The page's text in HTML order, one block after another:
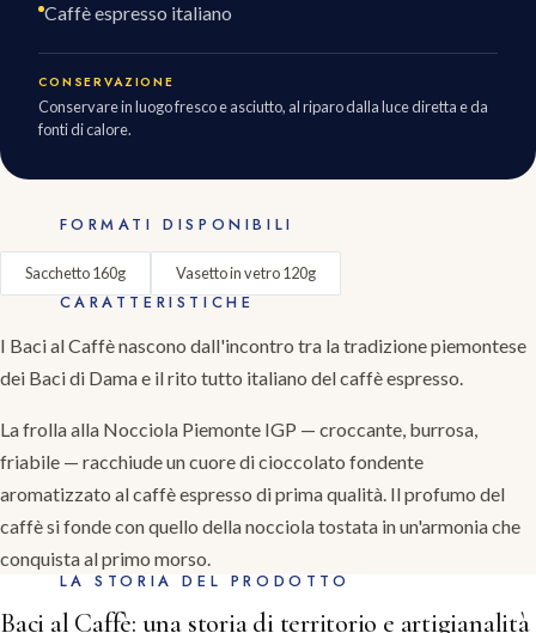
Caffè espresso italiano
CONSERVAZIONE
Conservare in luogo fresco e asciutto, al riparo dalla luce diretta e da
fonti di calore.
FORMATI DISPONIBILI
Sacchetto 160g Vasetto in vetro 120g
CARATTERISTICHE
I Baci al Caffè nascono dall'incontro tra la tradizione piemontese
dei Baci di Dama e il rito tutto italiano del caffè espresso.
La frolla alla Nocciola Piemonte IGP — croccante, burrosa,
friabile — racchiude un cuore di cioccolato fondente
aromatizzato al caffè espresso di prima qualità. Il profumo del
caffè si fonde con quello della nocciola tostata in un'armonia che
conquista al primo morso.
LA STORIA DEL PRODOTTO
Baci al Caffè: una storia di territorio e artigianalità